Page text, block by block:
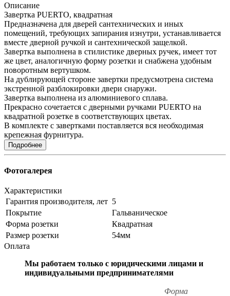
Описание
Завертка PUERTO, квадратная
Предназначена для дверей сантехнических и иных
помещений, требующих запирания изнутри, устанавливается
вместе дверной ручкой и сантехнической защелкой.
Завертка выполнена в стилистике дверных ручек, имеет тот
же цвет, аналогичную форму розетки и снабжена удобным
поворотным вертушком.
На дублирующей стороне завертки предусмотрена система
экстренной разблокировки двери снаружи.
Завертка выполнена из алюминиевого сплава.
Прекрасно сочетается с дверными ручками PUERTO на
квадратной розетке в соответствующих цветах.
В комплекте с завертками поставляется вся необходимая
крепежная фурнитура.
Подробнее
Фотогалерея
Характеристики
Гарантия производителя, лет 5
Покрытие
Гальваническое
Форма розетки
Квадратная
Размер розетки
54мм
Оплата
Мы работаем только с юридическими лицами и
индивидуальными предпринимателями
Форма